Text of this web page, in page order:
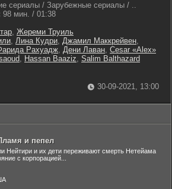
сериалы / Зарубежные сериалы / ..
98 мин. / 01:38
, Жереми Труиль
, Лина Кудри, Джамил Маккрейвен,
Рахуадж, Дени Лаван, Cesar «Alex»
, Hassan Baaziz, Salim Balthazard
30-09-2021, 13:00
и пепел
Нейтири и их дети переживают смерть Нетейама
с корпорацией...